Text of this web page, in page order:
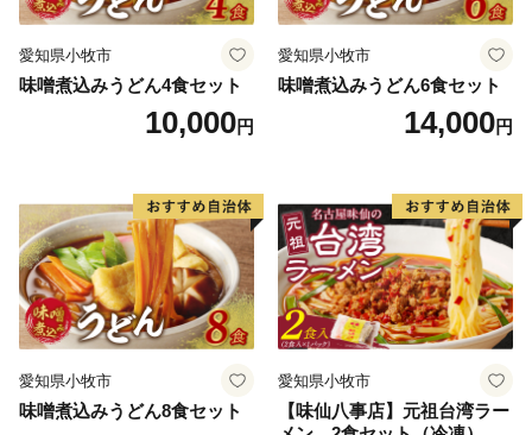
愛知県小牧市
味噌煮込みうどん4食セット
10,000円
愛知県小牧市
味噌煮込みうどん6食セット
14,000円
愛知県小牧市
味噌煮込みうどん8食セット
愛知県小牧市
【味仙八事店】元祖台湾ラー